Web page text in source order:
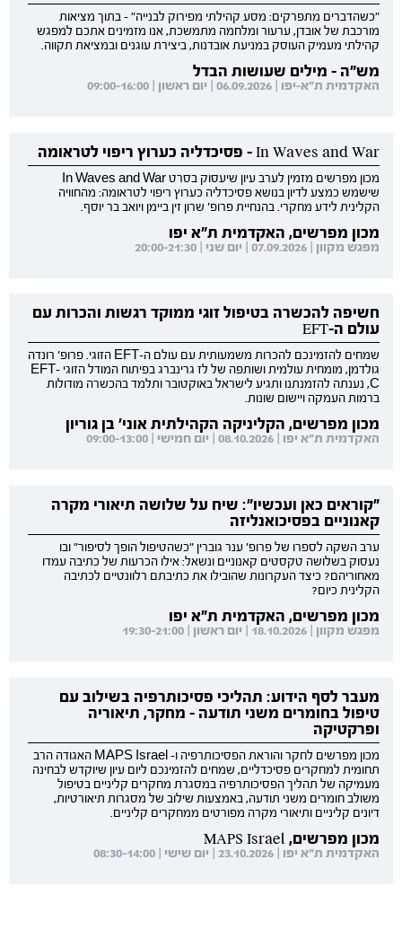
"כשהדברים מתפרקים: מסע קהילתי מפירוק לבנייה" - בתוך מציאות
מורכבת של אובדן, ערעור ומלחמה מתמשכת, אנו מזמינים אתכם למפגש
קהילתי מעמיק העוסק במניעת אובדנות, ביצירת עוגנים ובמציאת תקווה.
מש"ה - מילים שעושות הבדל
האקדמית ת"א-יפו | 06.09.2026 | יום ראשון | 09:00-16:00
In Waves and War - פסיכדליה כערוץ ריפוי לטראומה
מכון מפרשים מזמין לערב עיון שיעסוק בסרט In Waves and War
שישמש כמצע לדיון בנושא פסיכדליה כערוץ ריפוי לטראומה: מהחוויה
הקלינית לידע מחקרי. בהנחיית פרופ' שרון זין ביימן ויואב בר יוסף.
מכון מפרשים, האקדמית ת"א יפו
מפגש מקוון | 07.09.2026 | יום שני | 20:00-21:30
חשיפה להכשרה בטיפול זוגי ממוקד רגשות והכרות עם
עולם ה-EFT
שמחים להזמינכם להכרות משמעותית עם עולם ה-EFT הזוגי. פרופ' רונדה
גולדמן, מומחית עולמית ושותפה של לז גרינברג בפיתוח המודל הזוגי EFT-
C, נענתה להזמנתנו ותגיע לישראל באוקטובר ותלמד בהכשרה מודולות
ברמות העמקה ויישום שונות.
מכון מפרשים, הקליניקה הקהילתית אוני' בן גוריון
האקדמית ת"א יפו | 08.10.2026 | יום חמישי | 09:00-13:00
"קוראים כאן ועכשיו": שיח על שלושה תיאורי מקרה
קאנוניים בפסיכואנליזה
ערב השקה לספרו של פרופ' ענר גוברין "כשהטיפול הופך לסיפור" ובו
נעסוק בשלושה טקסטים קאנוניים ונשאל: אילו הכרעות של כתיבה עמדו
מאחוריהם? כיצד העקרונות שהובילו את כתיבתם רלוונטיים לכתיבה
הקלינית כיום?
מכון מפרשים, האקדמית ת"א יפו
מפגש מקוון | 18.10.2026 | יום ראשון | 19:30-21:00
מעבר לסף הידוע: תהליכי פסיכותרפיה בשילוב עם
טיפול בחומרים משני תודעה - מחקר, תיאוריה
ופרקטיקה
מכון מפרשים לחקר והוראת הפסיכותרפיה ו- MAPS Israel האגודה הרב
תחומית למחקרים פסיכדליים, שמחים להזמינכם ליום עיון שיוקדש לבחינה
מעמיקה של תהליך הפסיכותרפיה במסגרת מחקרים קליניים בטיפול
משולב חומרים משני תודעה, באמצעות שילוב של מסגרות תיאורטיות,
דיונים קליניים ותיאורי מקרה מפורטים ממחקרים קליניים.
מכון מפרשים, MAPS Israel
האקדמית ת"א יפו | 23.10.2026 | יום שישי | 08:30-14:00